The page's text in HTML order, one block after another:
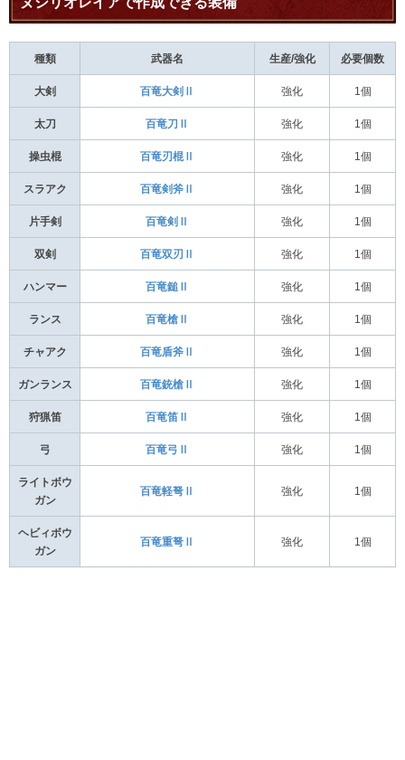
種類 武器名 生産/強化 必要個数
大剣 百竜大剣Ⅱ 強化 1個
太刀 百竜刀Ⅱ 強化 1個
操虫棍 百竜刃棍Ⅱ 強化 1個
スラアク 百竜剣斧Ⅱ 強化 1個
片手剣 百竜剣Ⅱ 強化 1個
双剣 百竜双刃Ⅱ 強化 1個
ハンマー 百竜鎚Ⅱ 強化 1個
ランス 百竜槍Ⅱ 強化 1個
チャアク 百竜盾斧Ⅱ 強化 1個
ガンランス 百竜銃槍Ⅱ 強化 1個
狩猟笛 百竜笛Ⅱ 強化 1個
弓 百竜弓Ⅱ 強化 1個
ライトボウ
ガン
百竜軽弩Ⅱ 強化 1個
ヘビィボウ
ガン
百竜重弩Ⅱ 強化 1個